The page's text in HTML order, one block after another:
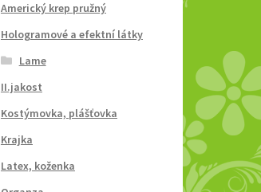
Americký krep pružný
Hologramové a efektní látky
Lame
II.jakost
Kostýmovka, plášťovka
Krajka
Latex, koženka